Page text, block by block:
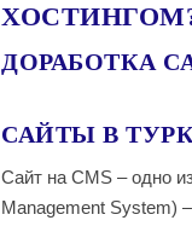
ДОРАБОТКА
САЙТЫ В
Сайт на CMS – одно
Management System)